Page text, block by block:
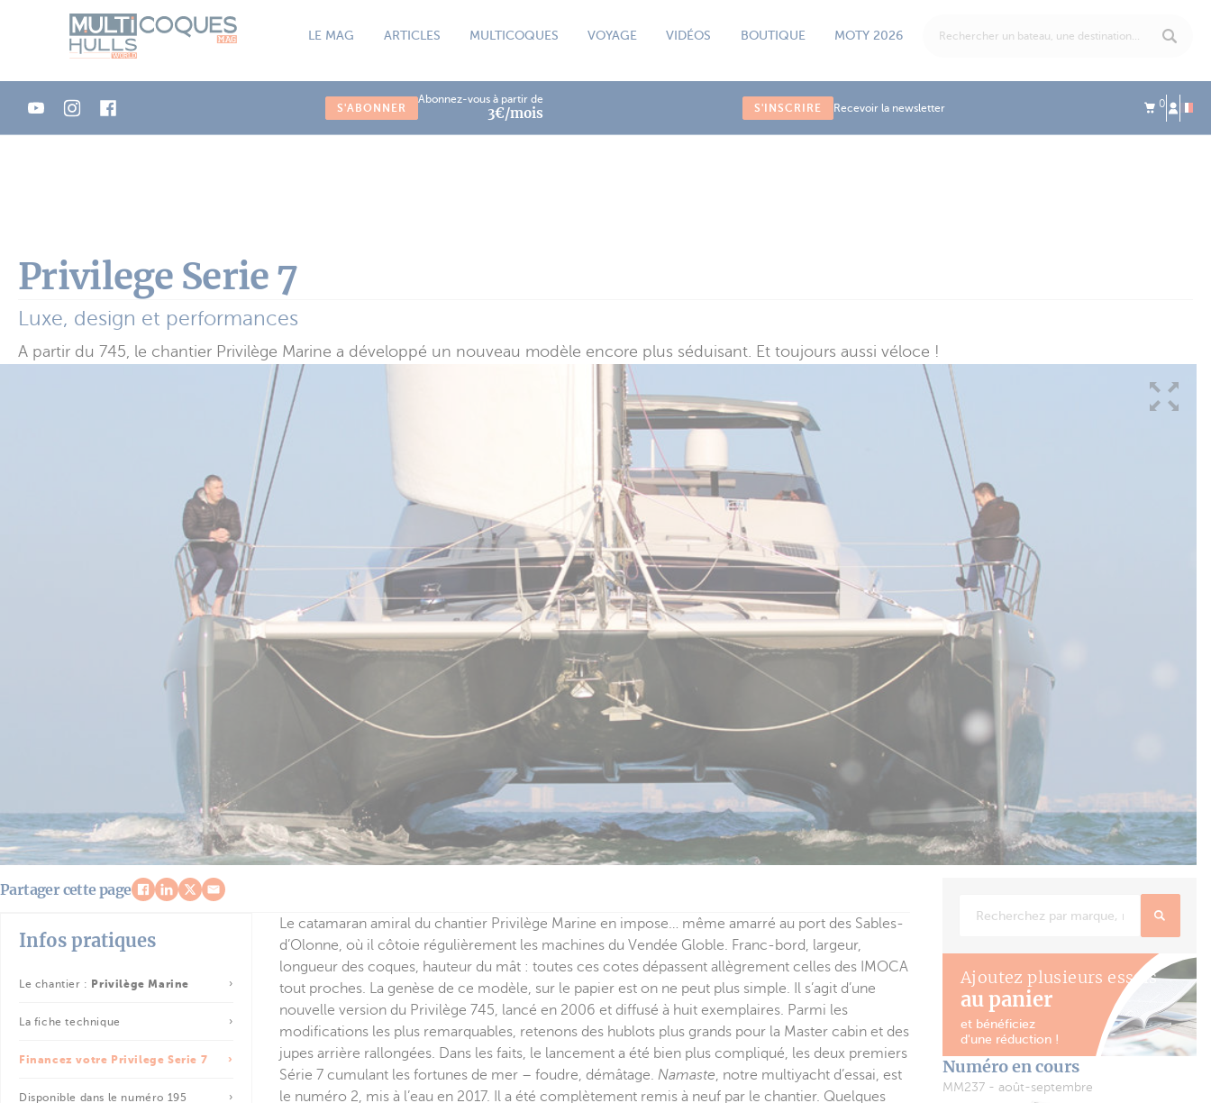
LE MAG ARTICLES MULTICOQUES VOYAGE VIDÉOS BOUTIQUE MOTY 2026
S'ABONNER
Abonnez-vous à partir de
3€/mois S'INSCRIRE Recevoir la newsletter 0
Privilege Serie 7
Luxe, design et performances
A partir du 745, le chantier Privilège Marine a développé un nouveau modèle encore plus séduisant. Et toujours aussi véloce !
Partager cette page
Infos pratiques
Le chantier : Privilège Marine
La fiche technique
Financez votre Privilege Serie 7
Disponible dans le numéro 195
Le catamaran amiral du chantier Privilège Marine en impose… même amarré au port des Sables-
d’Olonne, où il côtoie régulièrement les machines du Vendée Globle. Franc-bord, largeur,
longueur des coques, hauteur du mât : toutes ces cotes dépassent allègrement celles des IMOCA
tout proches. La genèse de ce modèle, sur le papier est on ne peut plus simple. Il s’agit d’une
nouvelle version du Privilège 745, lancé en 2006 et diffusé à huit exemplaires. Parmi les
modifications les plus remarquables, retenons des hublots plus grands pour la Master cabin et des
jupes arrière rallongées. Dans les faits, le lancement a été bien plus compliqué, les deux premiers
Série 7 cumulant les fortunes de mer – foudre, démâtage. Namaste, notre multiyacht d’essai, est
le numéro 2, mis à l’eau en 2017. Il a été complètement remis à neuf par le chantier. Quelques
Ajoutez plusieurs essais
au panier
et bénéficiez
d'une réduction !
Numéro en cours
MM237 - août-septembre
Panneau de gestion des cookies